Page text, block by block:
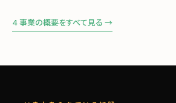
4 事業の概要をすべて見る →